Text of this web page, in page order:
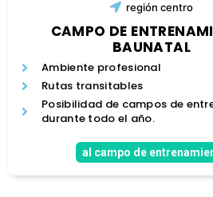
región centro
CAMPO DE
BAUNATAL
Ambiente profesional
Rutas transitables
Posibilidad de campos de
durante todo el año.
al campo de